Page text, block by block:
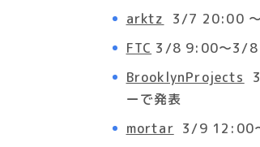
arktz
3/7 20:00
FTC 3/8 9:00〜3/8
BrooklynProjects
ーで発表
mortar 3/9 12:00